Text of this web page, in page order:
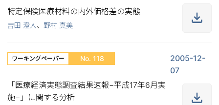
特定保険医療材料の内外価格差の実態
吉田 澄人 、 野村 真美
ワーキングペーパー No. 118
2005-12-
07
「医療経済実態調査結果速報−平成17年6月実
施−」に関する分析